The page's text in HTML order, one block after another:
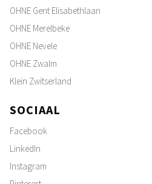
OHNE Gent Elisabethlaan
OHNE Merelbeke
OHNE Nevele
OHNE Zwalm
Klein Zwitserland
SOCIAAL
Facebook
LinkedIn
Instagram